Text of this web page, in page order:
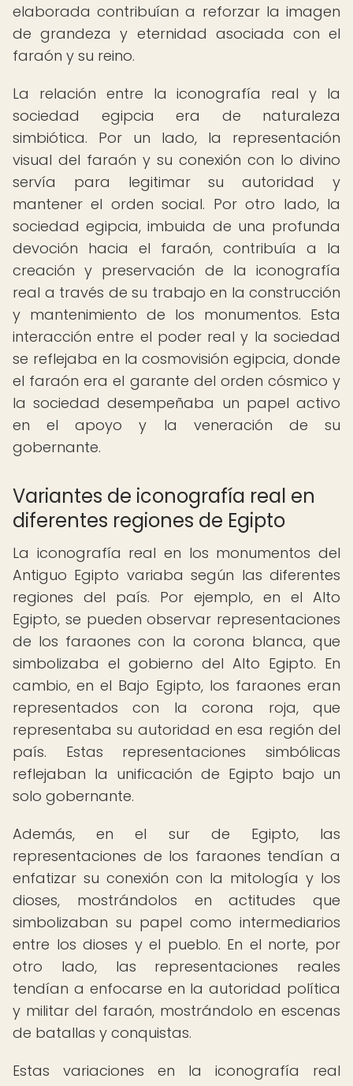
elaborada contribuían a reforzar la imagen
de grandeza y eternidad asociada con el
faraón y su reino.
La relación entre la iconografía real y la
sociedad egipcia era de naturaleza
simbiótica. Por un lado, la representación
visual del faraón y su conexión con lo divino
servía para legitimar su autoridad y
mantener el orden social. Por otro lado, la
sociedad egipcia, imbuida de una profunda
devoción hacia el faraón, contribuía a la
creación y preservación de la iconografía
real a través de su trabajo en la construcción
y mantenimiento de los monumentos. Esta
interacción entre el poder real y la sociedad
se reflejaba en la cosmovisión egipcia, donde
el faraón era el garante del orden cósmico y
la sociedad desempeñaba un papel activo
en el apoyo y la veneración de su
gobernante.
Variantes de iconografía real en
diferentes regiones de Egipto
La iconografía real en los monumentos del
Antiguo Egipto variaba según las diferentes
regiones del país. Por ejemplo, en el Alto
Egipto, se pueden observar representaciones
de los faraones con la corona blanca, que
simbolizaba el gobierno del Alto Egipto. En
cambio, en el Bajo Egipto, los faraones eran
representados con la corona roja, que
representaba su autoridad en esa región del
país. Estas representaciones simbólicas
reflejaban la unificación de Egipto bajo un
solo gobernante.
Además, en el sur de Egipto, las
representaciones de los faraones tendían a
enfatizar su conexión con la mitología y los
dioses, mostrándolos en actitudes que
simbolizaban su papel como intermediarios
entre los dioses y el pueblo. En el norte, por
otro lado, las representaciones reales
tendían a enfocarse en la autoridad política
y militar del faraón, mostrándolo en escenas
de batallas y conquistas.
Estas variaciones en la iconografía real